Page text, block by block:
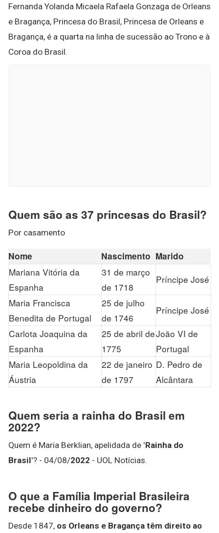
Fernanda Yolanda Micaela Rafaela Gonzaga de Orleans
e Bragança, Princesa do Brasil, Princesa de Orleans e
Bragança, é a quarta na linha de sucessão ao Trono e à
Coroa do Brasil.
Quem são as 37 princesas do Brasil?
Por casamento
Nome Nascimento Marido
Mariana Vitória da
Espanha
31 de março
de 1718
Príncipe José
Maria Francisca
Benedita de Portugal
25 de julho
de 1746
Príncipe José
Carlota Joaquina da
Espanha
25 de abril de
1775
João VI de
Portugal
Maria Leopoldina da
Áustria
22 de janeiro
de 1797
D. Pedro de
Alcântara
Quem seria a rainha do Brasil em
2022?
Quem é Maria Berklian, apelidada de 'Rainha do
Brasil'? - 04/08/2022 - UOL Notícias.
O que a Família Imperial Brasileira
recebe dinheiro do governo?
Desde 1847, os Orleans e Bragança têm direito ao